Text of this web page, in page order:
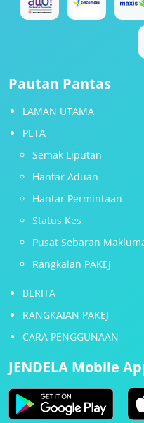
Pautan Pantas
LAMAN UTAMA
PETA
Semak Liputan
Hantar Aduan
Hantar Permintaan
Status Kes
Pusat Sebaran
Rangkaian PAKEJ
BERITA
RANGKAIAN PAKEJ
CARA PENGGUNAAN
JENDELA Mobile